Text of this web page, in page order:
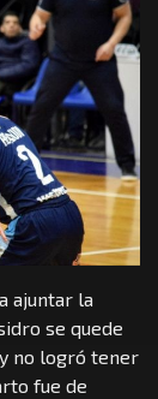
ajuntar la
se quede
no logró tener
fue de